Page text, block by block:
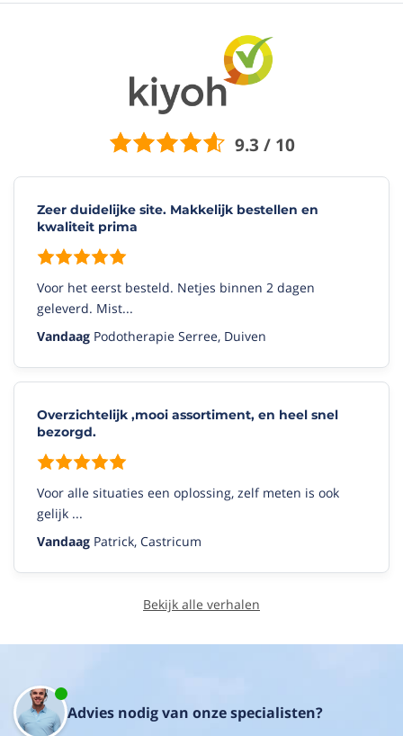
9.3 / 10
Zeer duidelijke site. Makkelijk bestellen en
kwaliteit prima
Voor het eerst besteld. Netjes binnen 2 dagen
geleverd. Mist...
Vandaag Podotherapie Serree, Duiven
Overzichtelijk ,mooi assortiment, en heel snel
bezorgd.
Voor alle situaties een oplossing, zelf meten is ook
gelijk ...
Vandaag Patrick, Castricum
Bekijk alle verhalen
Advies nodig van onze specialisten?